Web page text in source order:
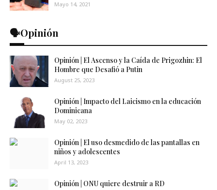
Mayo 14, 2021
🗣️Opinión
Opinión | El Ascenso y la Caída de Prigozhin: El
Hombre que Desafió a Putin
August 25, 2023
Opinión | Impacto del Laicismo en la educación
Dominicana
May 02, 2023
Opinión | El uso desmedido de las pantallas en
niños y adolescentes
April 13, 2023
Opinión | ONU quiere destruir a RD